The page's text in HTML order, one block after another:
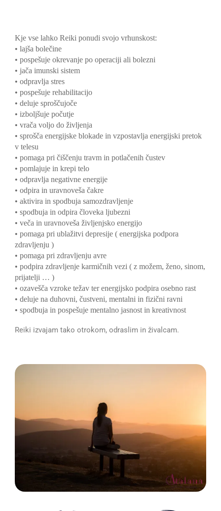
Kje vse lahko Reiki ponudi svojo vrhunskost:
• lajša bolečine
• pospešuje okrevanje po operaciji ali bolezni
• jača imunski sistem
• odpravlja stres
• pospešuje rehabilitacijo
• deluje sproščujoče
• izboljšuje počutje
• vrača voljo do življenja
• sprošča energijske blokade in vzpostavlja energijski pretok
v telesu
• pomaga pri čiščenju travm in potlačenih čustev
• pomlajuje in krepi telo
• odpravlja negativne energije
• odpira in uravnoveša čakre
• aktivira in spodbuja samozdravljenje
• spodbuja in odpira človeka ljubezni
• veča in uravnoveša življenjsko energijo
• pomaga pri ublažitvi depresije ( energijska podpora
zdravljenju )
• pomaga pri zdravljenju avre
• podpira zdravljenje karmičnih vezi ( z možem, ženo, sinom,
prijatelji … )
• ozavešča vzroke težav ter energijsko podpira osebno rast
• deluje na duhovni, čustveni, mentalni in fizični ravni
• spodbuja in pospešuje mentalno jasnost in kreativnost
Reiki izvajam tako otrokom, odraslim in živalcam.